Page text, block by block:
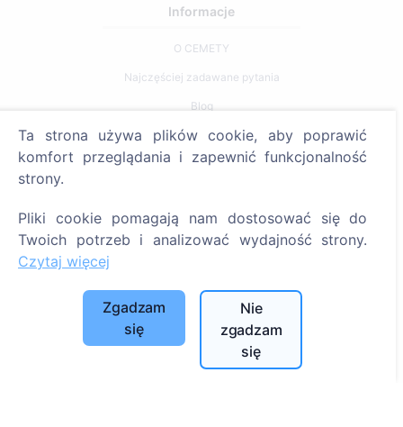
Informacje
O CEMETY
Najczęściej zadawane pytania
Blog
Lista gmin i użytkowników
Polityka prywatności
Ustawienia plików cookie
Szukaj zmarłych
Szukaj cmentarzy
Usługi
Ta strona używa plików cookie, aby poprawić
komfort przeglądania i zapewnić funkcjonalność
strony.
Pliki cookie pomagają nam dostosować się do
Twoich potrzeb i analizować wydajność strony.
Czytaj więcej
Zgadzam
się
Nie
zgadzam
się